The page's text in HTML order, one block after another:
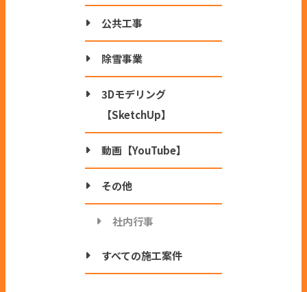
公共工事
除雪事業
3Dモデリング
【SketchUp】
動画【YouTube】
その他
社内行事
すべての施工案件